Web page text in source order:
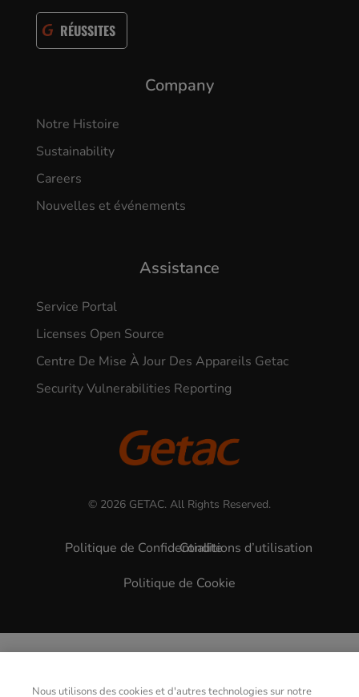
RÉUSSITES
Company
Notre Histoire
Sustainability
Careers
Nouvelles et événements
Assistance
Service Portal
Licenses Open Source
Centre De Mise À Jour Des Appareils Getac
Security Vulnerabilities Reporting
© 2026 GETAC. All Rights Reserved.
Politique de ConfidentialiteConditions d’utilisation
Politique de Cookie
Nous utilisons des cookies et d'autres technologies sur notre